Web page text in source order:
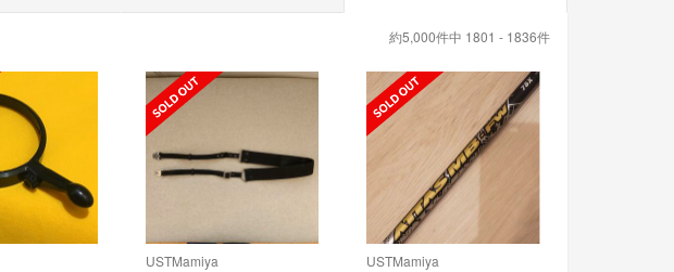
約5,000件中 1801 - 1836件
USTMamiya USTMamiya